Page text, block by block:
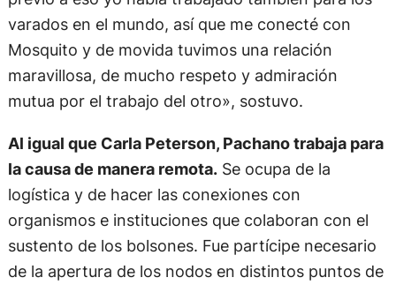
previo a eso yo había trabajado también para los
varados en el mundo, así que me conecté con
Mosquito y de movida tuvimos una relación
maravillosa, de mucho respeto y admiración
mutua por el trabajo del otro», sostuvo.
Al igual que Carla Peterson, Pachano trabaja para
la causa de manera remota.Se ocupa de la
logística y de hacer las conexiones con
organismos e instituciones que colaboran con el
sustento de los bolsones. Fue partícipe necesario
de la apertura de los nodos en distintos puntos de